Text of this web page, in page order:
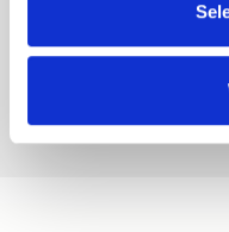
Versturen